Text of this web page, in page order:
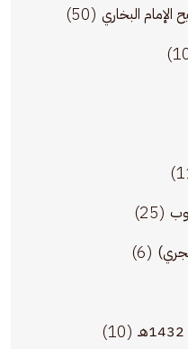
البخاري (50)
(25)
(6)
(10)